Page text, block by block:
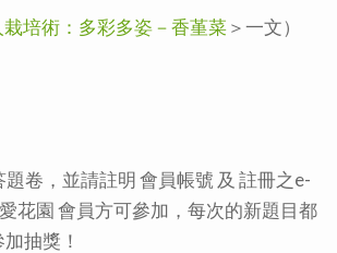
栽培術：多彩多姿－香堇菜＞一文）
卷，並請註明 會員帳號 及 註冊之e-
花園 會員方可參加，每次的新題目都
抽獎！